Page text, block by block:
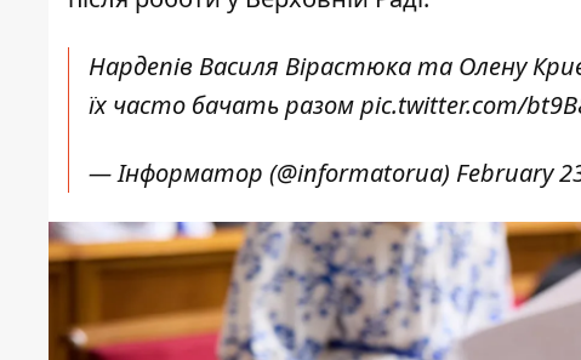
Нардепів Василя Вірастюка та Олену
їх часто бачать разомpic.twitter.com/
— Інформатор (@informatorua) February